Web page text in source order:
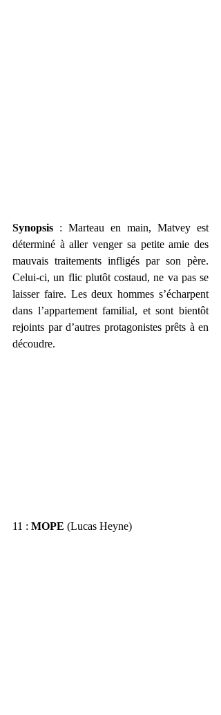
Synopsis : Marteau en main, Matvey est
déterminé à aller venger sa petite amie des
mauvais traitements infligés par son père.
Celui-ci, un flic plutôt costaud, ne va pas se
laisser faire. Les deux hommes s’écharpent
dans l’appartement familial, et sont bientôt
rejoints par d’autres protagonistes prêts à en
découdre.
11 : MOPE (Lucas Heyne)